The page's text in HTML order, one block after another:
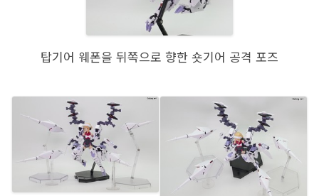
탑기어 웨폰을 뒤쪽으로 향한 숏기어 공격 포즈